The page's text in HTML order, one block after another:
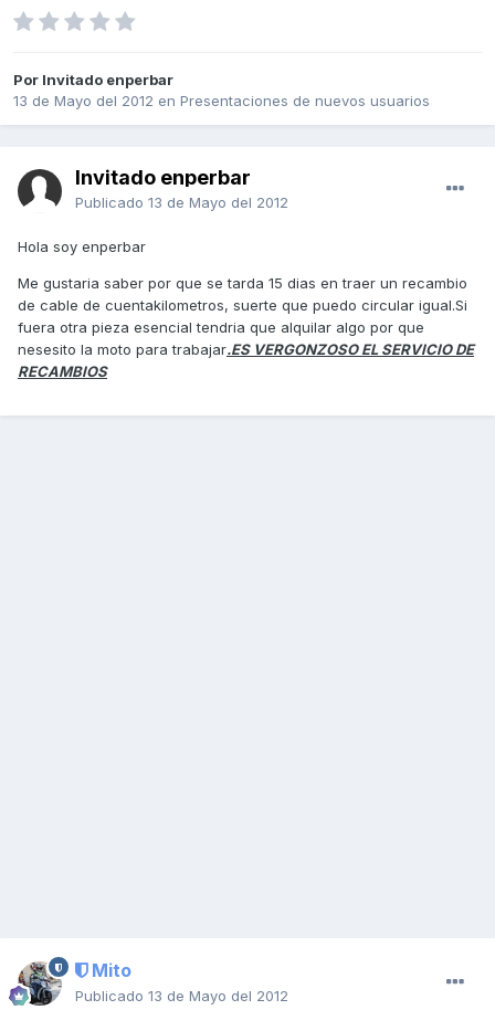
Por Invitado enperbar
13 de Mayo del 2012 en Presentaciones de nuevos usuarios
Invitado enperbar
Publicado 13 de Mayo del 2012
Hola soy enperbar
Me gustaria saber por que se tarda 15 dias en traer un recambio
de cable de cuentakilometros, suerte que puedo circular igual.Si
fuera otra pieza esencial tendria que alquilar algo por que
nesesito la moto para trabajar.ES VERGONZOSO EL SERVICIO DE
RECAMBIOS
Mito
Publicado 13 de Mayo del 2012